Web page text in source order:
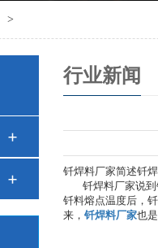
>
行业新闻
钎焊料厂家简述钎焊
钎焊料厂家说到
钎料熔点温度后，
来， 钎焊料厂家也